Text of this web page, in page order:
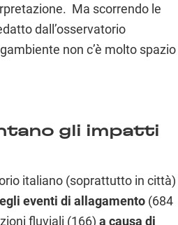
Ma scorrendo le
dall’osservatorio
non c’è molto spazio
gli impatti
italiano (soprattutto in città)
eventi di allagamento (684
fluviali (166) a causa di